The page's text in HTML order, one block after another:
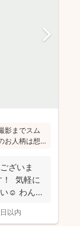
影までスム
お人柄は想
ング業界経
りいただ
ざいま
！ 気軽に
い☺︎ わんぱ
以内